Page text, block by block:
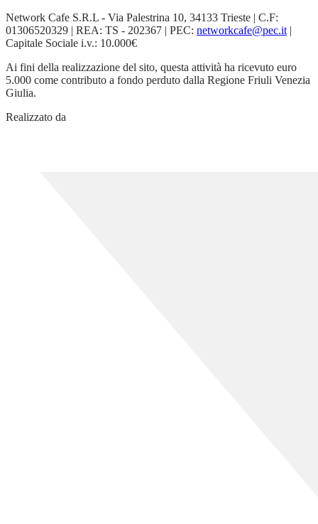
Network Cafe S.R.L - Via Palestrina 10, 34133 Trieste | C.F:
01306520329 | REA: TS - 202367 | PEC: networkcafe@pec.it |
Capitale Sociale i.v.: 10.000€
Ai fini della realizzazione del sito, questa attività ha ricevuto euro
5.000 come contributo a fondo perduto dalla Regione Friuli Venezia
Giulia.
Realizzato da